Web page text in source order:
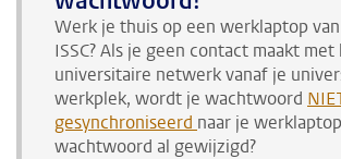
Werk je thuis op een werklaptop
ISSC? Als je geen contact maakt met
universitaire netwerk vanaf je
werkplek, wordt je wachtwoord
gesynchroniseerd naar je
wachtwoord al gewijzigd?